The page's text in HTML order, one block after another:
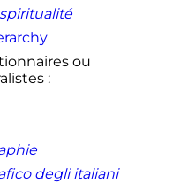
ou
:
degli italiani